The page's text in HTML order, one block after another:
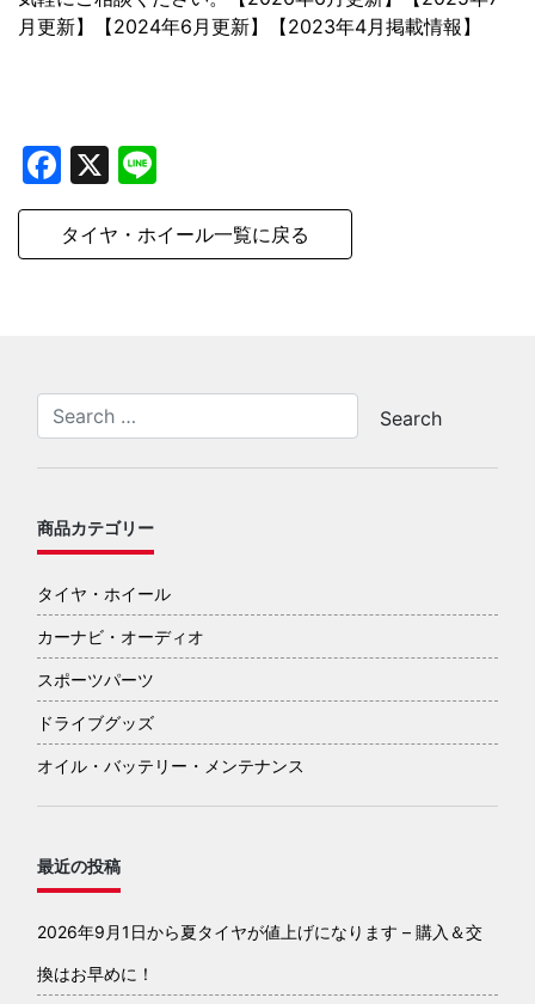
月更新】【2024年6月更新】【2023年4月掲載情報】
Facebook
X
タイヤ・ホイール一覧に戻る
商品カテゴリー
タイヤ・ホイール
カーナビ・オーディオ
スポーツパーツ
ドライブグッズ
オイル・バッテリー・メンテナンス
最近の投稿
2026年9月1日から夏タイヤが値上げになります – 購入＆交
換はお早めに！